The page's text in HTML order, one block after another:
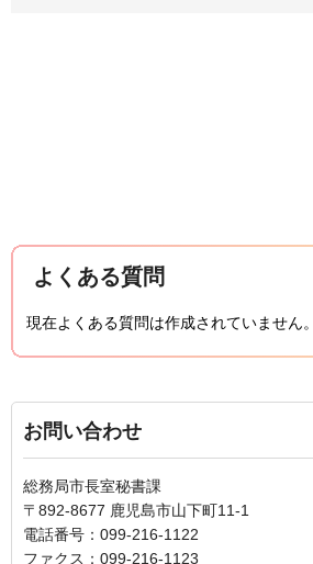
よくある質問
現在よくある質問は作成されていません。
お問い合わせ
総務局市長室秘書課
〒892-8677 鹿児島市山下町11-1
電話番号：099-216-1122
ファクス：099-216-1123